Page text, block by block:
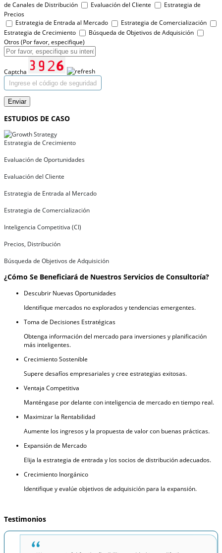
de Canales de Distribución
Evaluación del Cliente
Estrategia de
Precios
Estrategia de Entrada al Mercado
Estrategia de Comercialización
Estrategia de Crecimiento
Búsqueda de Objetivos de Adquisición
Otros (Por favor, especifique)
Captcha
Enviar
ESTUDIOS DE CASO
Estrategia de Crecimiento
Evaluación de Oportunidades
Evaluación del Cliente
Estrategia de Entrada al Mercado
Estrategia de Comercialización
Inteligencia Competitiva (CI)
Precios, Distribución
Búsqueda de Objetivos de Adquisición
¿Cómo Se Beneficiará de Nuestros Servicios de Consultoría?
Descubrir Nuevas Oportunidades
Identifique mercados no explorados y tendencias emergentes.
Toma de Decisiones Estratégicas
Obtenga información del mercado para inversiones y planificación
más inteligentes.
Crecimiento Sostenible
Supere desafíos empresariales y cree estrategias exitosas.
Ventaja Competitiva
Manténgase por delante con inteligencia de mercado en tiempo real.
Maximizar la Rentabilidad
Aumente los ingresos y la propuesta de valor con buenas prácticas.
Expansión de Mercado
Elija la estrategia de entrada y los socios de distribución adecuados.
Crecimiento Inorgánico
Identifique y evalúe objetivos de adquisición para la expansión.
Testimonios